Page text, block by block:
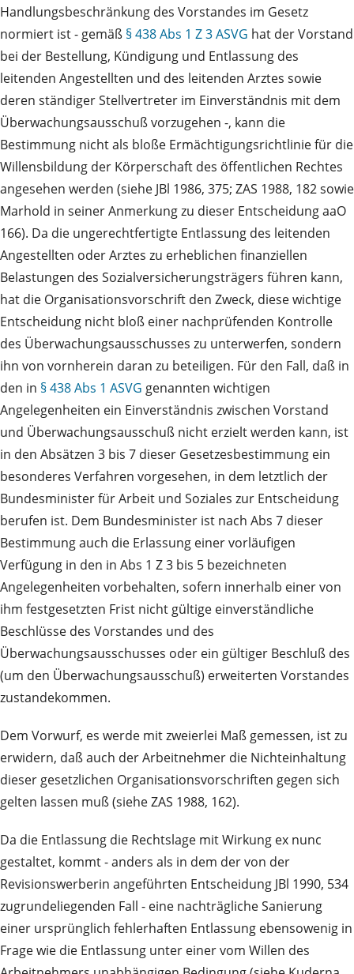
Handlungsbeschränkung des Vorstandes im Gesetz
normiert ist - gemäß § 438 Abs 1 Z 3 ASVG hat der Vorstand
bei der Bestellung, Kündigung und Entlassung des
leitenden Angestellten und des leitenden Arztes sowie
deren ständiger Stellvertreter im Einverständnis mit dem
Überwachungsausschuß vorzugehen -, kann die
Bestimmung nicht als bloße Ermächtigungsrichtlinie für die
Willensbildung der Körperschaft des öffentlichen Rechtes
angesehen werden (siehe JBl 1986, 375; ZAS 1988, 182 sowie
Marhold in seiner Anmerkung zu dieser Entscheidung aaO
166). Da die ungerechtfertigte Entlassung des leitenden
Angestellten oder Arztes zu erheblichen finanziellen
Belastungen des Sozialversicherungsträgers führen kann,
hat die Organisationsvorschrift den Zweck, diese wichtige
Entscheidung nicht bloß einer nachprüfenden Kontrolle
des Überwachungsausschusses zu unterwerfen, sondern
ihn von vornherein daran zu beteiligen. Für den Fall, daß in
den in § 438 Abs 1 ASVG genannten wichtigen
Angelegenheiten ein Einverständnis zwischen Vorstand
und Überwachungsausschuß nicht erzielt werden kann, ist
in den Absätzen 3 bis 7 dieser Gesetzesbestimmung ein
besonderes Verfahren vorgesehen, in dem letztlich der
Bundesminister für Arbeit und Soziales zur Entscheidung
berufen ist. Dem Bundesminister ist nach Abs 7 dieser
Bestimmung auch die Erlassung einer vorläufigen
Verfügung in den in Abs 1 Z 3 bis 5 bezeichneten
Angelegenheiten vorbehalten, sofern innerhalb einer von
ihm festgesetzten Frist nicht gültige einverständliche
Beschlüsse des Vorstandes und des
Überwachungsausschusses oder ein gültiger Beschluß des
(um den Überwachungsausschuß) erweiterten Vorstandes
zustandekommen.
Dem Vorwurf, es werde mit zweierlei Maß gemessen, ist zu
erwidern, daß auch der Arbeitnehmer die Nichteinhaltung
dieser gesetzlichen Organisationsvorschriften gegen sich
gelten lassen muß (siehe ZAS 1988, 162).
Da die Entlassung die Rechtslage mit Wirkung ex nunc
gestaltet, kommt - anders als in dem der von der
Revisionswerberin angeführten Entscheidung JBl 1990, 534
zugrundeliegenden Fall - eine nachträgliche Sanierung
einer ursprünglich fehlerhaften Entlassung ebensowenig in
Frage wie die Entlassung unter einer vom Willen des